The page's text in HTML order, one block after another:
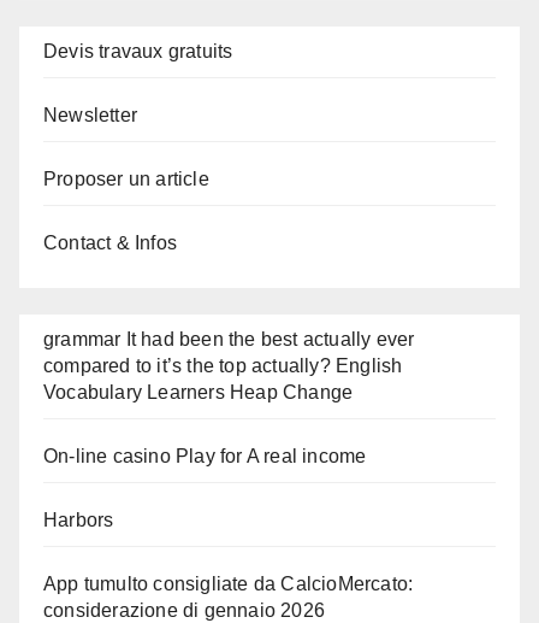
Devis travaux gratuits
Newsletter
Proposer un article
Contact & Infos
grammar It had been the best actually ever
compared to it’s the top actually? English
Vocabulary Learners Heap Change
On-line casino Play for A real income
Harbors
App tumulto consigliate da CalcioMercato:
considerazione di gennaio 2026